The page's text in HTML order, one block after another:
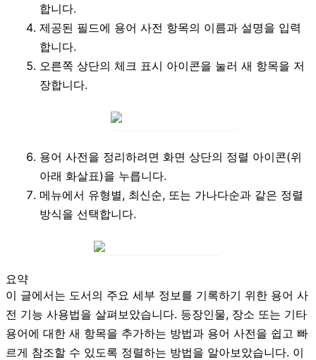
합니다.
제공된 필드에 용어 사전 항목의 이름과 설명을 입력
합니다.
오른쪽 상단의 체크 표시 아이콘을 눌러 새 항목을 저
장합니다.
용어 사전을 정리하려면 화면 상단의 정렬 아이콘(위
아래 화살표)을 누릅니다.
메뉴에서 유형별, 최신순, 또는 가나다순과 같은 정렬
방식을 선택합니다.
요약
이 글에서는 도서의 주요 세부 정보를 기록하기 위한 용어 사
전 기능 사용법을 살펴보았습니다. 등장인물, 장소 또는 기타
용어에 대한 새 항목을 추가하는 방법과 용어 사전을 쉽고 빠
르게 참조할 수 있도록 정렬하는 방법을 알아보았습니다. 이